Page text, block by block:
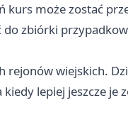
kurs może zostać
zbiórki
wiejskich.
lepiej jeszcze je